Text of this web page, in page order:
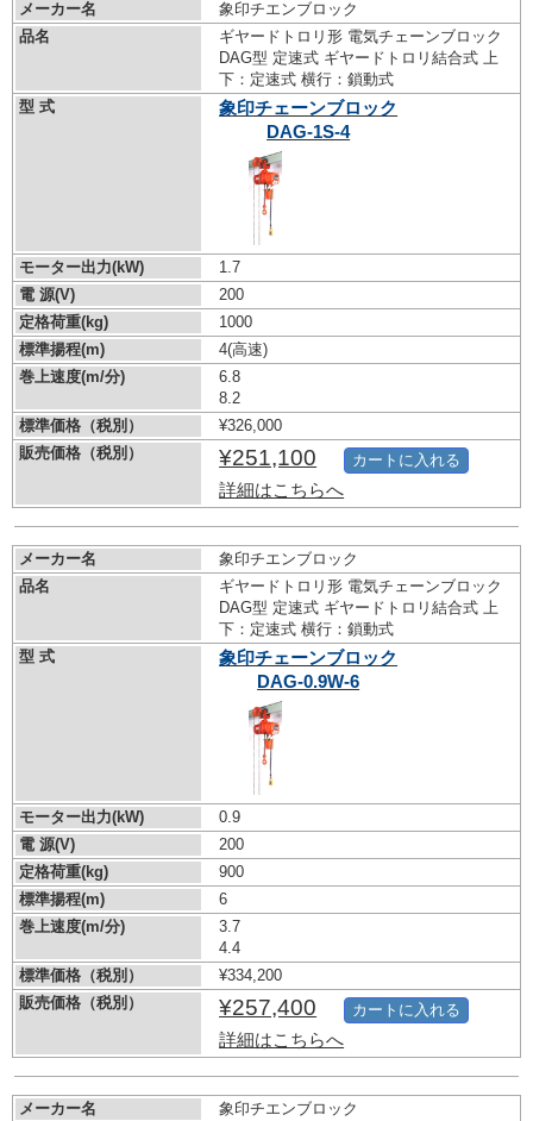
メーカー名
象印チエンブロック
品名
ギヤードトロリ形 電気チェーンブロック
DAG型 定速式 ギヤードトロリ結合式 上
下：定速式 横行：鎖動式
型 式
象印チェーンブロック
DAG-1S-4
モーター出力(kW)
1.7
電 源(V)
200
定格荷重(kg)
1000
標準揚程(m)
4(高速)
巻上速度(m/分)
6.8
8.2
標準価格（税別）
¥326,000
販売価格（税別）
¥251,100
詳細はこちらへ
カートに入れる
メーカー名
象印チエンブロック
品名
ギヤードトロリ形 電気チェーンブロック
DAG型 定速式 ギヤードトロリ結合式 上
下：定速式 横行：鎖動式
型 式
象印チェーンブロック
DAG-0.9W-6
モーター出力(kW)
0.9
電 源(V)
200
定格荷重(kg)
900
標準揚程(m)
6
巻上速度(m/分)
3.7
4.4
標準価格（税別）
¥334,200
販売価格（税別）
¥257,400
詳細はこちらへ
カートに入れる
メーカー名 象印チエンブロック